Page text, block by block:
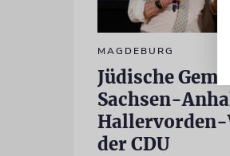
MAGDEBURG
Jüdische
Sachsen-
der CDU